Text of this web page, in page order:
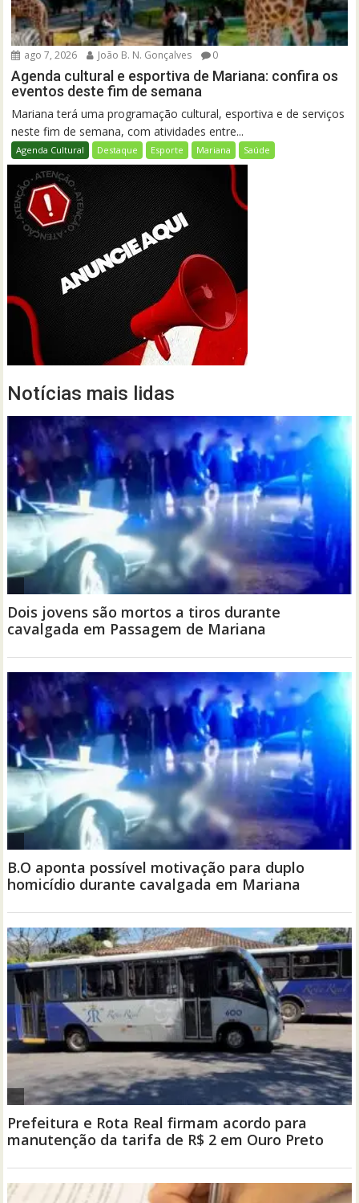
ago 7, 2026 João B. N. Gonçalves 0
Agenda cultural e esportiva de Mariana: confira os
eventos deste fim de semana
Mariana terá uma programação cultural, esportiva e de serviços
neste fim de semana, com atividades entre...
Agenda Cultural Destaque Esporte Mariana Saúde
Notícias mais lidas